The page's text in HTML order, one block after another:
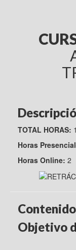
TOTAL HORAS:
Horas
Horas Online: 2
Objetivo